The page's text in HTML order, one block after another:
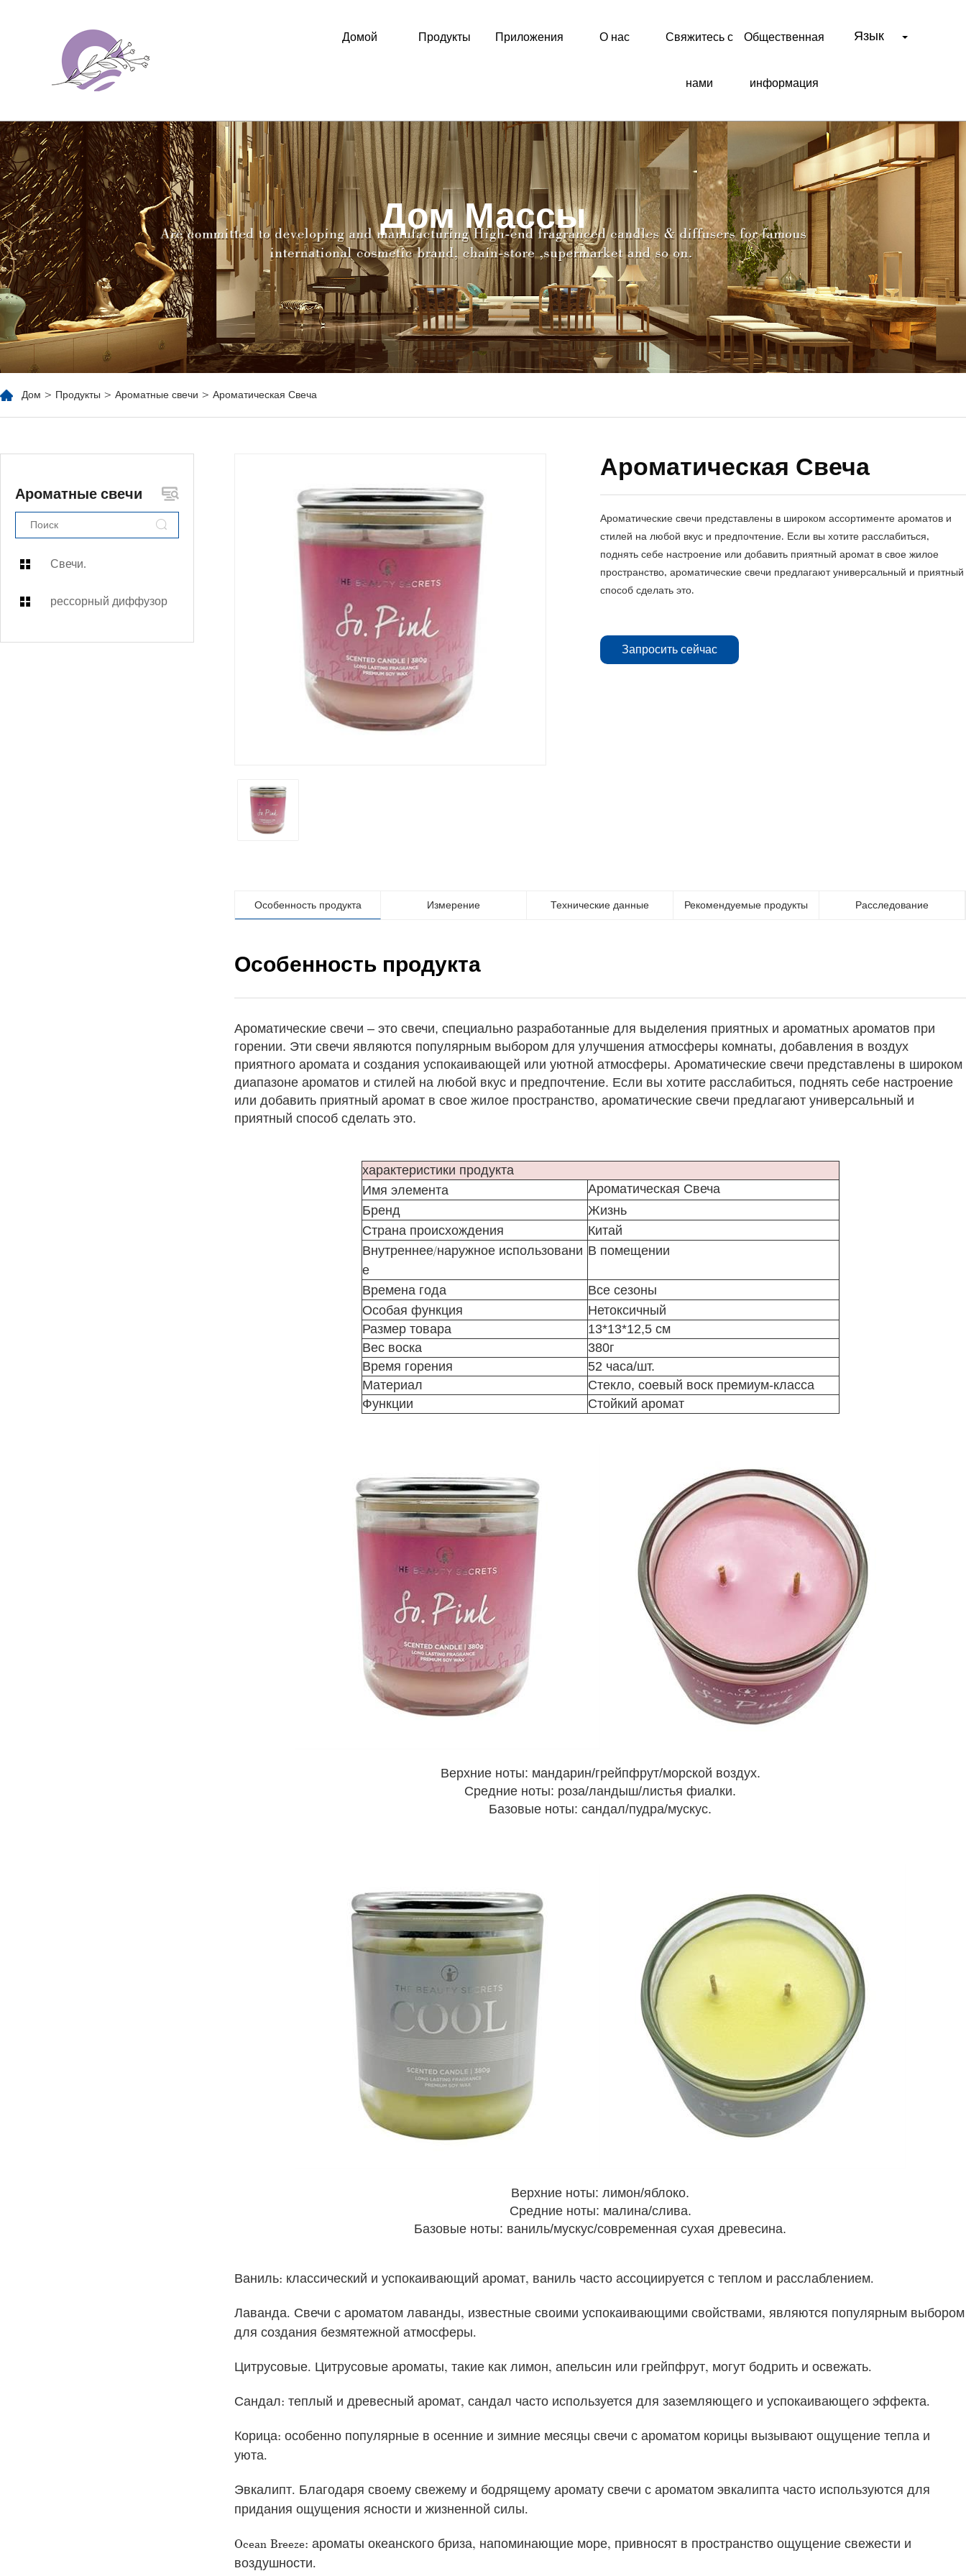
Домой Продукты Приложения О нас Свяжитесь с
нами
Общественная
информация
Язык
Дом Массы
Дом > Продукты > Ароматные свечи > Ароматическая Свеча
Ароматные свечи
Свечи.
рессорный диффузор
Ароматическая Свеча
Ароматические свечи представлены в широком ассортименте ароматов и
стилей на любой вкус и предпочтение. Если вы хотите расслабиться,
поднять себе настроение или добавить приятный аромат в свое жилое
пространство, ароматические свечи предлагают универсальный и приятный
способ сделать это.
Запросить сейчас
Особенность продукта Измерение Технические данные Рекомендуемые продукты Расследование
Особенность продукта
Ароматические свечи – это свечи, специально разработанные для выделения приятных и ароматных ароматов при
горении. Эти свечи являются популярным выбором для улучшения атмосферы комнаты, добавления в воздух
приятного аромата и создания успокаивающей или уютной атмосферы. Ароматические свечи представлены в широком
диапазоне ароматов и стилей на любой вкус и предпочтение. Если вы хотите расслабиться, поднять себе настроение
или добавить приятный аромат в свое жилое пространство, ароматические свечи предлагают универсальный и
приятный способ сделать это.
характеристики продукта
Имя элемента Ароматическая Свеча
Бренд
Жизнь
Страна происхождения
Китай
Внутреннее/наружное использовани
е
В помещении
Времена года
Все сезоны
Особая функция
Нетоксичный
Размер товара
13*13*12,5 см
Вес воска
380г
Время горения
52 часа/шт.
Материал
Стекло, соевый воск премиум-класса
Функции
Стойкий аромат
Верхние ноты: мандарин/грейпфрут/морской воздух.
Средние ноты: роза/ландыш/листья фиалки.
Базовые ноты: сандал/пудра/мускус.
Верхние ноты: лимон/яблоко.
Средние ноты: малина/слива.
Базовые ноты: ваниль/мускус/современная сухая древесина.
Ваниль: классический и успокаивающий аромат, ваниль часто ассоциируется с теплом и расслаблением.
Лаванда. Свечи с ароматом лаванды, известные своими успокаивающими свойствами, являются популярным выбором
для создания безмятежной атмосферы.
Цитрусовые. Цитрусовые ароматы, такие как лимон, апельсин или грейпфрут, могут бодрить и освежать.
Сандал: теплый и древесный аромат, сандал часто используется для заземляющего и успокаивающего эффекта.
Корица: особенно популярные в осенние и зимние месяцы свечи с ароматом корицы вызывают ощущение тепла и
уюта.
Эвкалипт. Благодаря своему свежему и бодрящему аромату свечи с ароматом эвкалипта часто используются для
придания ощущения ясности и жизненной силы.
Ocean Breeze: ароматы океанского бриза, напоминающие море, привносят в пространство ощущение свежести и
воздушности.